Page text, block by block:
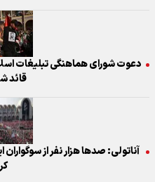
دعوت شورای هماهنگی تبلیغات
قائد
آناتولی: صدها هزار نفر از سوگواران